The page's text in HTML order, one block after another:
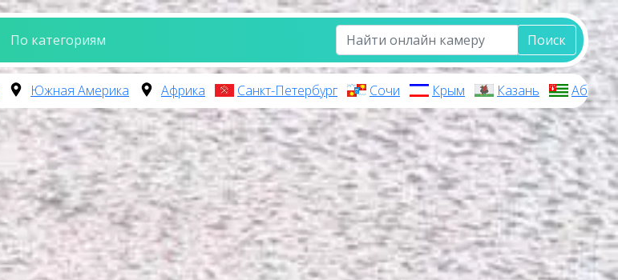
По категориям Поиск
Южная Америка Африка Санкт-Петербург Сочи Крым Казань